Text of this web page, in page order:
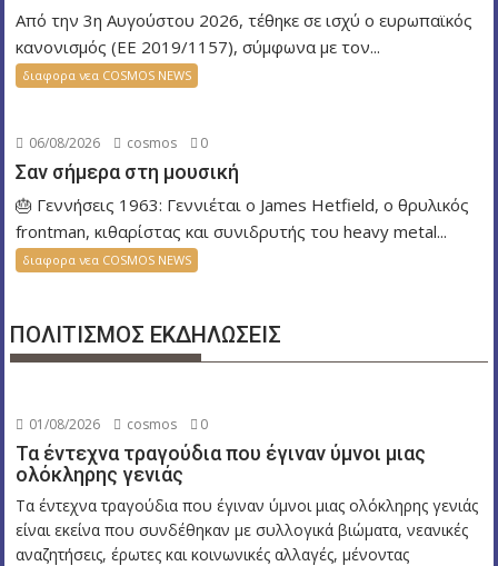
Από την 3η Αυγούστου 2026, τέθηκε σε ισχύ ο ευρωπαϊκός
κανονισμός (ΕΕ 2019/1157), σύμφωνα με τον...
διαφορα νεα COSMOS NEWS
06/08/2026 cosmos 0
Σαν σήμερα στη μουσική
🎂 Γεννήσεις 1963: Γεννιέται ο James Hetfield, ο θρυλικός
frontman, κιθαρίστας και συνιδρυτής του heavy metal...
διαφορα νεα COSMOS NEWS
ΠΟΛΙΤΙΣΜΟΣ ΕΚΔΗΛΩΣΕΙΣ
01/08/2026 cosmos 0
Τα έντεχνα τραγούδια που έγιναν ύμνοι μιας
ολόκληρης γενιάς
Τα έντεχνα τραγούδια που έγιναν ύμνοι μιας ολόκληρης γενιάς
είναι εκείνα που συνδέθηκαν με συλλογικά βιώματα, νεανικές
αναζητήσεις, έρωτες και κοινωνικές αλλαγές, μένοντας